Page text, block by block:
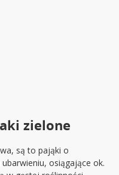
zielone
są to pająki o
osiągające ok.